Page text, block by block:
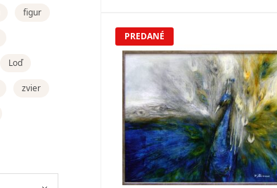
figur
Loď
zvier
PREDANÉ